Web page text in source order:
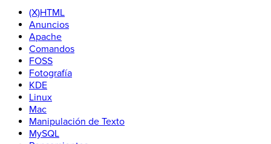
(X)HTML
Anuncios
Apache
Comandos
FOSS
Fotografía
KDE
Linux
Mac
Manipulación de Texto
MySQL